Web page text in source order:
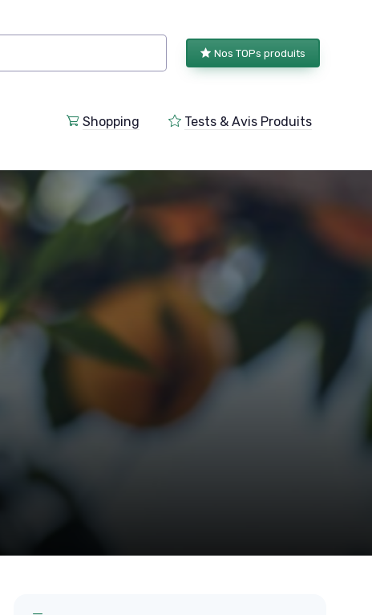
Nos TOPs produits
Shopping Tests & Avis Produits